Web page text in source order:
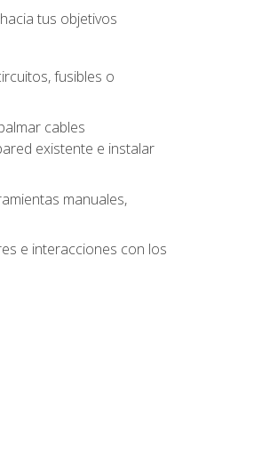
tus objetivos
fusibles o
cables
existente e instalar
manuales,
e interacciones con los